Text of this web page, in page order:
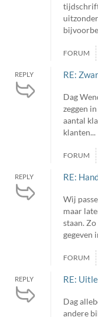
FORUM
REPLY RE:
Dag
zeggen
aantal
klanten...
FORUM
REPLY RE:
Wij
maar
staan.
gegeven
FORUM
REPLY RE:
Dag
andere